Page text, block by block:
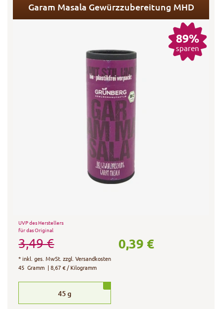
Garam Masala Gewürzzubereitung MHD
89%
sparen
UVP des Herstellers
für das Original
3,49 € 0,39 €
*inkl. ges. MwSt. zzgl.Versandkosten
45 Gramm | 8,67 € / Kilogramm
45 g